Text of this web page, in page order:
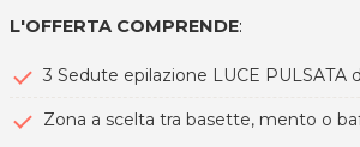
L'OFFERTA COMPRENDE:
3 Sedute epilazione LUCE PULSATA
Zona a scelta tra basette, mento o